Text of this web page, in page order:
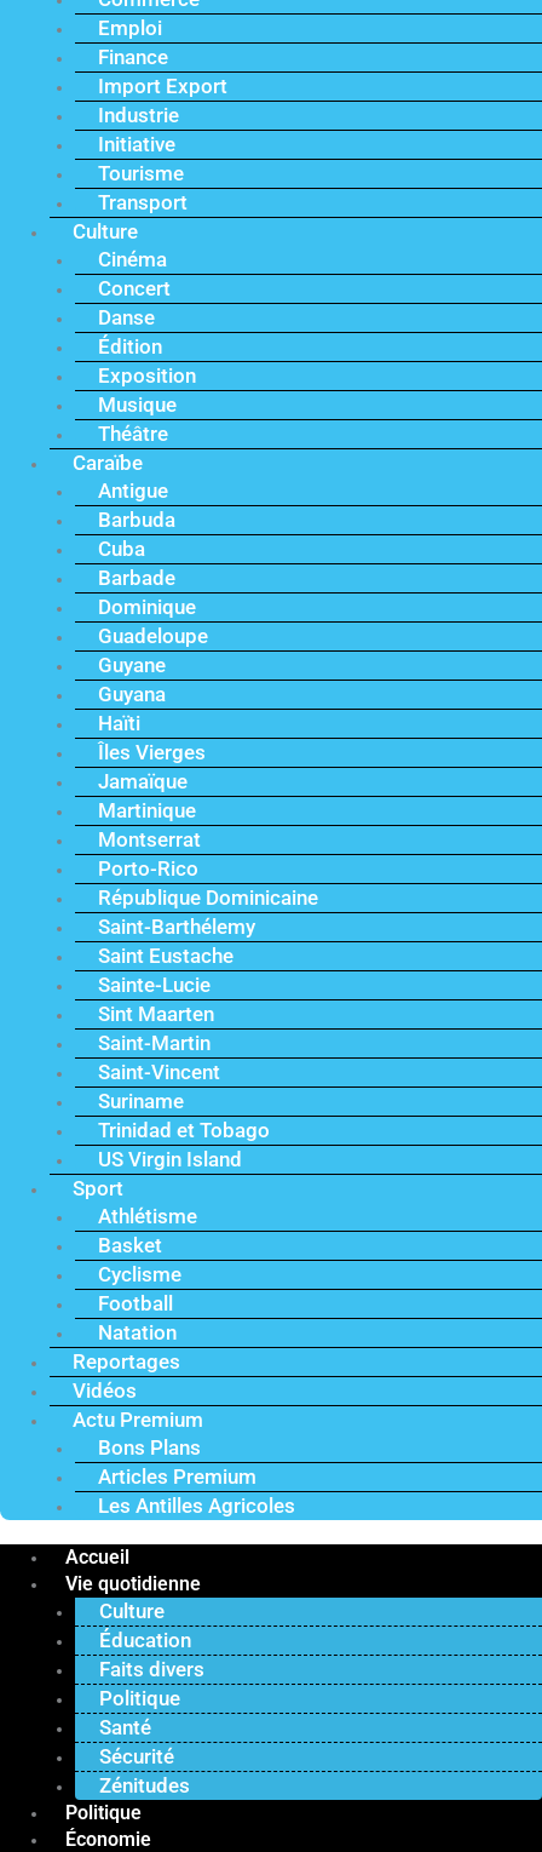
Emploi
Finance
Import Export
Industrie
Initiative
Tourisme
Transport
Culture
Cinéma
Concert
Danse
Édition
Exposition
Musique
Théâtre
Caraïbe
Antigue
Barbuda
Cuba
Barbade
Dominique
Guadeloupe
Guyane
Guyana
Haïti
Îles Vierges
Jamaïque
Martinique
Montserrat
Porto-Rico
République Dominicaine
Saint-Barthélemy
Saint Eustache
Sainte-Lucie
Sint Maarten
Saint-Martin
Saint-Vincent
Suriname
Trinidad et Tobago
US Virgin Island
Sport
Athlétisme
Basket
Cyclisme
Football
Natation
Reportages
Vidéos
Actu Premium
Bons Plans
Articles Premium
Les Antilles Agricoles
Accueil
Vie quotidienne
Culture
Éducation
Faits divers
Politique
Santé
Sécurité
Zénitudes
Politique
Économie